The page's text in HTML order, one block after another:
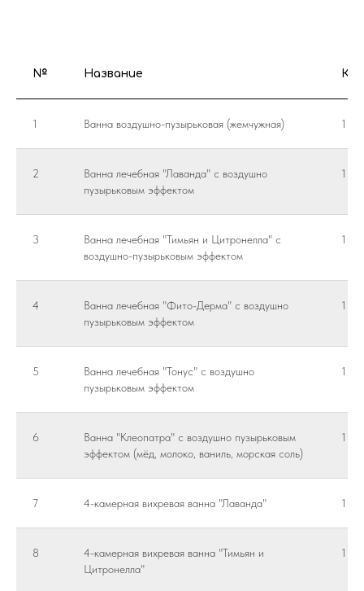
№ Название
1 Ванна воздушно-пузырьковая (жемчужная) 1
2
Ванна лечебная "Лаванда" с воздушно
пузырьковым эффектом
1
3
Ванна лечебная "Тимьян и Цитронелла" с
воздушно-пузырьковым эффектом
1
4
Ванна лечебная "Фито-Дерма" с воздушно
пузырьковым эффектом
1
5
Ванна лечебная "Тонус" с воздушно
пузырьковым эффектом
1
6
Ванна "Клеопатра" с воздушно пузырьковым
эффектом (мёд, молоко, ваниль, морская соль)
1
7 4-камерная вихревая ванна "Лаванда" 1
8
4-камерная вихревая ванна "Тимьян и
Цитронелла"
1